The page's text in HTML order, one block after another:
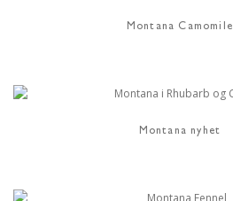
Montana Camomile
Montana nyhet